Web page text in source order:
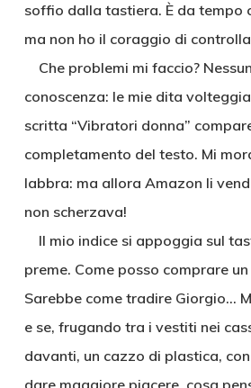
soffio dalla tastiera. È da tempo
ma non ho il coraggio di
Che problemi mi faccio?
conoscenza: le mie dita
scritta “Vibratori donna”
completamento del testo. Mi
labbra: ma allora Amazon li
non scherzava!
Il mio indice si appoggia sul
preme. Come posso comprare
Sarebbe come tradire Giorgio…
e se, frugando tra i vestiti nei
davanti, un cazzo di plastica,
dare maggiore piacere, cosa